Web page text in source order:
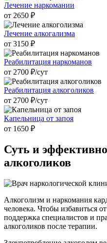
Лечение наркомании
от 2650 ₽
Лечение алкогализма
от 3150 ₽
Реабилитация наркоманов
от 2700 ₽/cут
Реабилитация алкоголиков
от 2700 ₽/cут
Капельница от запоя
от 1650 ₽
Суть и
алкоголиков
Алкоголизм и наркомания
человека. Чтобы избавиться
поддержка специалистов и
алкоголиков после терапии.